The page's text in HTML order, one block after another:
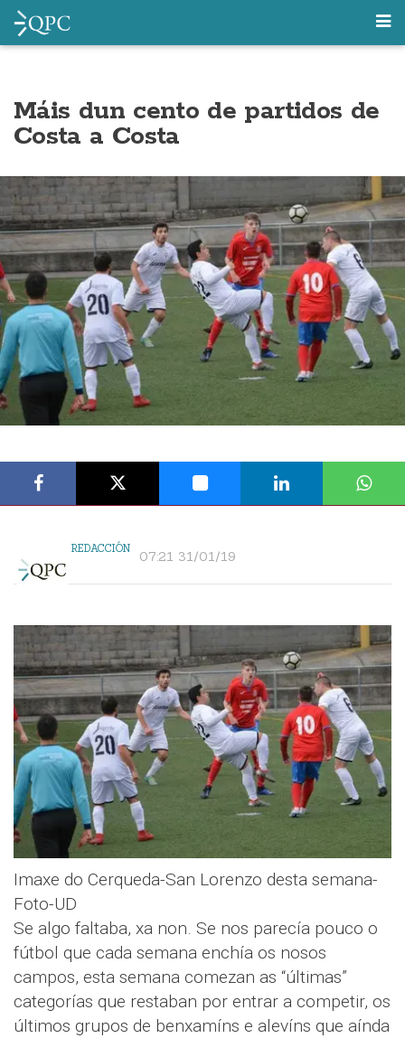
Máis dun cento de partidos de
Costa a Costa
REDACCIÓN 07:21 31/01/19
Imaxe do Cerqueda-San Lorenzo desta semana-
Foto-UD
Se algo faltaba, xa non. Se nos parecía pouco o
fútbol que cada semana enchía os nosos
campos, esta semana comezan as “últimas”
categorías que restaban por entrar a competir, os
últimos grupos de benxamíns e alevíns que aínda